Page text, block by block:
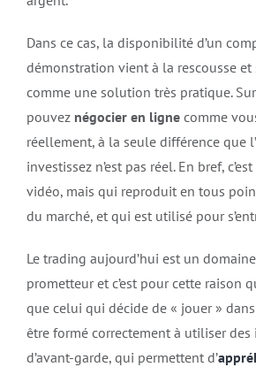
Dans ce cas, la disponibilité d’un
démonstration vient à la rescousse et
comme une solution très pratique.
pouvez négocier en ligne comme
réellement, à la seule différence que
investissez n’est pas réel. En bref,
vidéo, mais qui reproduit en tous
du marché, et qui est utilisé pour
Le trading aujourd’hui est un
prometteur et c’est pour cette raison
que celui qui décide de « jouer »
être formé correctement à utiliser des
d’avant-garde, qui permettent d’